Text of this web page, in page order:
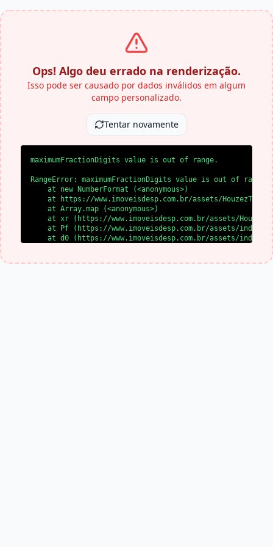
Ops! Algo deu errado na renderização.
Isso pode ser causado por dados inválidos em algum
campo personalizado.
Tentar novamente
maximumFractionDigits value is out of range.
RangeError: maximumFractionDigits value is out of range.
    at new NumberFormat (<anonymous>)
at https://www.imoveisdesp.com.br/assets/
    at Array.map (<anonymous>)
at xr (https://www.imoveisdesp.com.br/assets/
at Pf (https://www.imoveisdesp.com.br/assets/index-
at d0 (https://www.imoveisdesp.com.br/assets/index-
at l0 (https://www.imoveisdesp.com.br/assets/index-
at SS (https://www.imoveisdesp.com.br/assets/index-